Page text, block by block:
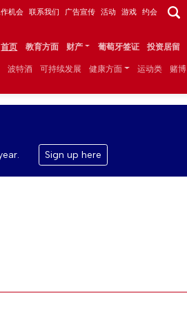
机会 联系我们 广告宣传 活动 游戏 约会
首页 教育方面 财产 葡萄牙签证 投资居留
波特酒 可持续发展 健康方面 运动类 赌博
Sign up here